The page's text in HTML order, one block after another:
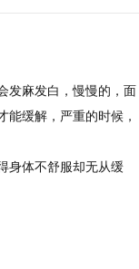
发麻发白，慢慢的，面
缓解，严重的时候，
身体不舒服却无从缓